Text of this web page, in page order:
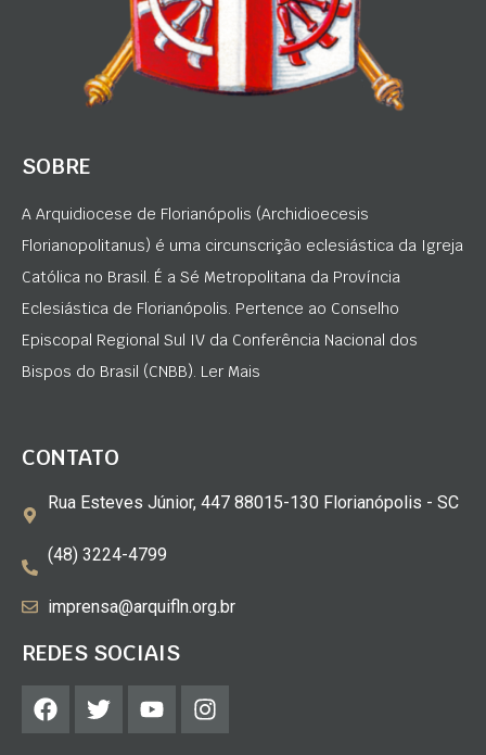
SOBRE
A Arquidiocese de Florianópolis (Archidioecesis
Florianopolitanus) é uma circunscrição eclesiástica da Igreja
Católica no Brasil. É a Sé Metropolitana da Província
Eclesiástica de Florianópolis. Pertence ao Conselho
Episcopal Regional Sul IV da Conferência Nacional dos
Bispos do Brasil (CNBB). Ler Mais
CONTATO
Rua Esteves Júnior, 447 88015-130 Florianópolis - SC
(48) 3224-4799
imprensa@arquifln.org.br
REDES SOCIAIS